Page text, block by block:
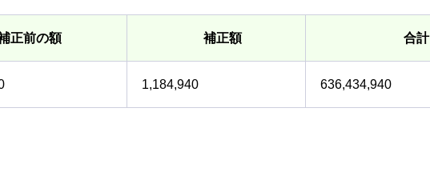
正前の額 補正額 合計
1,184,940 636,434,940